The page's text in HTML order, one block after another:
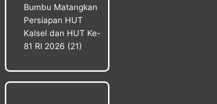
Bumbu Matangkan
Persiapan HUT
Kalsel dan HUT Ke-
81 RI 2026 (21)